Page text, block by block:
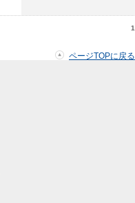
1
ページTOPに戻る